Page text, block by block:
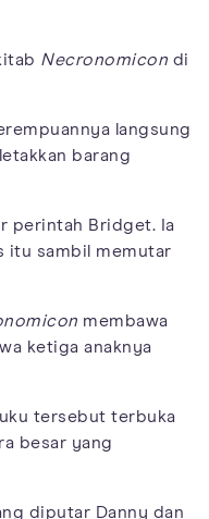
Necronomicon di
langsung
barang
perintah Bridget. Ia
itu sambil memutar
membawa
ketiga anaknya
tersebut terbuka
besar yang
diputar Danny dan